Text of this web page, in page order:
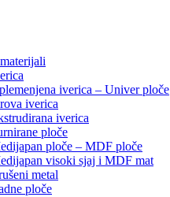
iverica – Univer ploče
iverica
iverica
ploče
ploče – MDF ploče
visoki sjaj i MDF mat
metal
ploče